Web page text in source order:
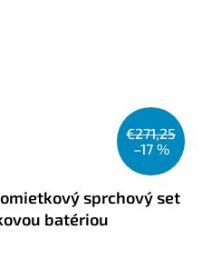
€271,25
–17 %
sprchový set
batériou